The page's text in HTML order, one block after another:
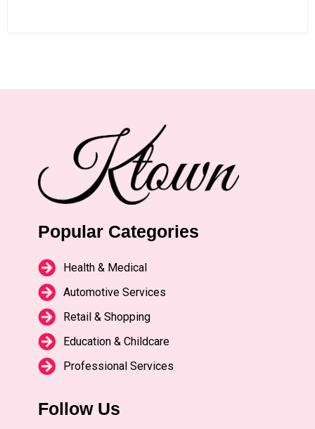
Popular Categories
Health & Medical
Automotive Services
Retail & Shopping
Education & Childcare
Professional Services
Follow Us